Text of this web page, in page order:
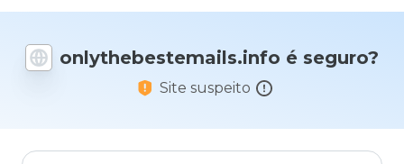
onlythebestemails.info é seguro?
Site suspeito
nota
daria
este